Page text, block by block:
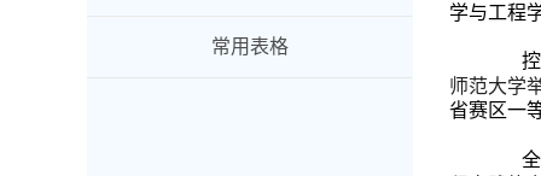
常用表格
学与工程
师范大学
省赛区一